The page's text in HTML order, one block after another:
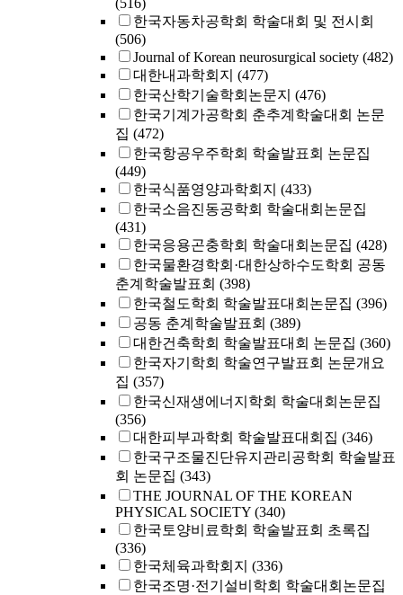
(516)
한국자동차공학회 학술대회 및 전시회
(506)
Journal of Korean neurosurgical society (482)
대한내과학회지 (477)
한국산학기술학회논문지 (476)
한국기계가공학회 춘추계학술대회 논문
집 (472)
한국항공우주학회 학술발표회 논문집
(449)
한국식품영양과학회지 (433)
한국소음진동공학회 학술대회논문집
(431)
한국응용곤충학회 학술대회논문집 (428)
한국물환경학회·대한상하수도학회 공동
춘계학술발표회 (398)
한국철도학회 학술발표대회논문집 (396)
공동 춘계학술발표회 (389)
대한건축학회 학술발표대회 논문집 (360)
한국자기학회 학술연구발표회 논문개요
집 (357)
한국신재생에너지학회 학술대회논문집
(356)
대한피부과학회 학술발표대회집 (346)
한국구조물진단유지관리공학회 학술발표
회 논문집 (343)
THE JOURNAL OF THE KOREAN
PHYSICAL SOCIETY (340)
한국토양비료학회 학술발표회 초록집
(336)
한국체육과학회지 (336)
한국조명·전기설비학회 학술대회논문집